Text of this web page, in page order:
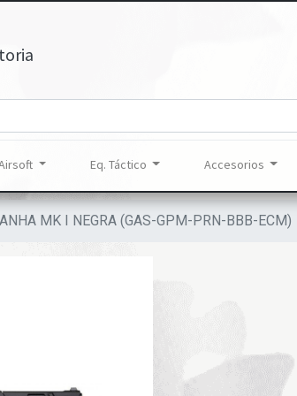
Eq. Táctico Accesorios
MK I NEGRA (GAS-GPM-PRN-BBB-ECM)